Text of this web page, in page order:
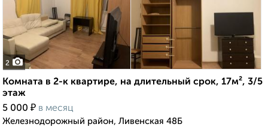
2
Комната в 2-к квартире, на длительный срок, 17м², 3/5
этаж
5 000 ₽ в месяц
Железнодорожный район, Ливенская 48Б